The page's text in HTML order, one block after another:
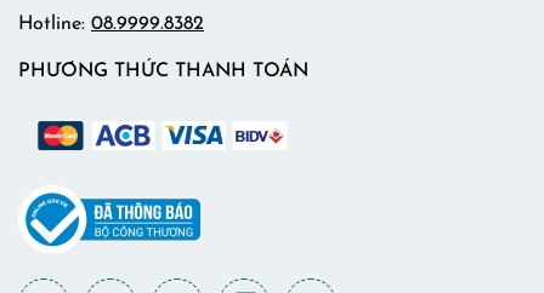
Hotline: 08.9999.8382
PHƯƠNG THỨC THANH TOÁN